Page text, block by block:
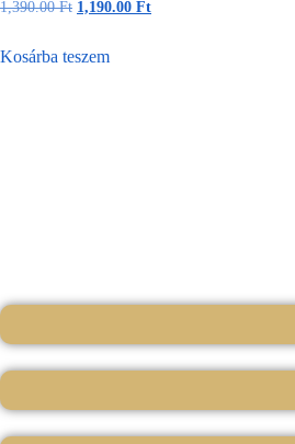
1,390.00Ft 1,190.00 Ft
Kosárba teszem